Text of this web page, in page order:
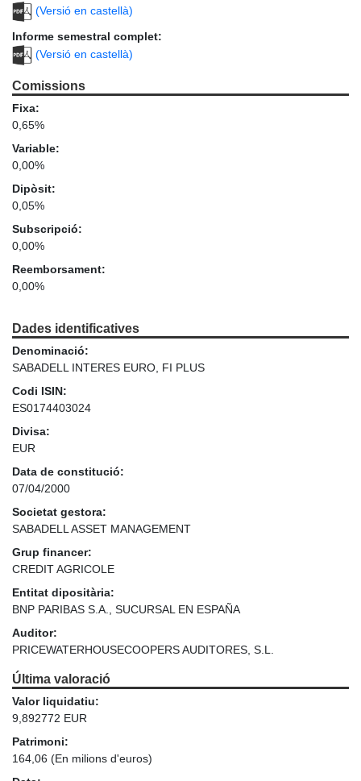
(Versió en castellà)
Informe semestral complet:
(Versió en castellà)
Comissions
Fixa:
0,65%
Variable:
0,00%
Dipòsit:
0,05%
Subscripció:
0,00%
Reemborsament:
0,00%
Dades identificatives
Denominació:
SABADELL INTERES EURO, FI PLUS
Codi ISIN:
ES0174403024
Divisa:
EUR
Data de constitució:
07/04/2000
Societat gestora:
SABADELL ASSET MANAGEMENT
Grup financer:
CREDIT AGRICOLE
Entitat dipositària:
BNP PARIBAS S.A., SUCURSAL EN ESPAÑA
Auditor:
PRICEWATERHOUSECOOPERS AUDITORES, S.L.
Última valoració
Valor liquidatiu:
9,892772 EUR
Patrimoni:
164,06 (En milions d'euros)